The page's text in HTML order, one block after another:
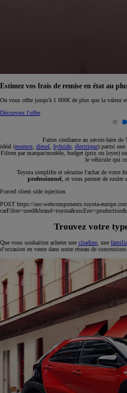
Estimez vos frais de remise en état au
On vous offre jusqu'à 1 000€ de plus que la valeur
Découvrez l'offre
Faites confiance au savoir-faire
idéal (essence, diesel, hybride, électrique) parmi une
Filtrez par marque/modèle, budget (prix ou loyer)
le véhicule qui
Toyota simplifie et sécurise l'achat de votre
professionnel, et vous permet de rouler
Forced client side injection
POST https://usc-webcomponents.toyota-
Trouvez votre
Que vous souhaitiez acheter une citadine, une
d’occasion en vente dans notre réseau de